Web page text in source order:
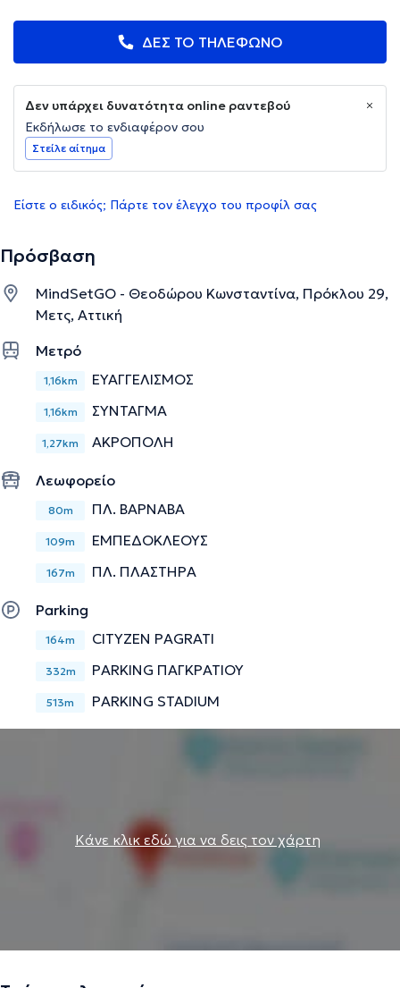
ΔΕΣ ΤΟ ΤΗΛΕΦΩΝΟ
Δεν υπάρχει δυνατότητα online ραντεβού
Εκδήλωσε το ενδιαφέρον σου
Στείλε αίτημα
Είστε ο ειδικός; Πάρτε τον έλεγχο του προφίλ σας
Πρόσβαση
MindSetGO - Θεοδώρου Κωνσταντίνα, Πρόκλου 29,
Μετς, Αττική
Μετρό
1,16km ΕΥΑΓΓΕΛΙΣΜΟΣ
1,16km ΣΥΝΤΑΓΜΑ
1,27km ΑΚΡΟΠΟΛΗ
Λεωφορείο
80m ΠΛ. ΒΑΡΝΑΒΑ
109m ΕΜΠΕΔΟΚΛΕΟΥΣ
167m ΠΛ. ΠΛΑΣΤΗΡΑ
Parking
164m CITYZEN PAGRATI
332m PARKING ΠΑΓΚΡΑΤΙΟΥ
513m PARKING STADIUM
Κάνε κλικ εδώ για να δεις τον χάρτη